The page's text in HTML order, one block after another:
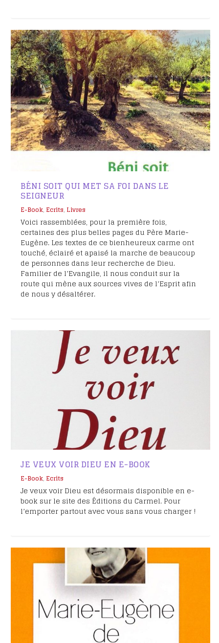
BÉNI SOIT QUI MET SA FOI DANS LE
SEIGNEUR
E-Book, Ecrits, Livres
Voici rassemblées, pour la première fois,
certaines des plus belles pages du Père Marie-
Eugène. Les textes de ce bienheureux carme ont
touché, éclairé et apaisé la marche de beaucoup
de personnes dans leur recherche de Dieu.
Familier de l’Evangile, il nous conduit sur la
route qui mène aux sources vives de l’Esprit afin
de nous y désaltérer.
JE VEUX VOIR DIEU EN E-BOOK
E-Book, Ecrits
Je veux voir Dieu est désormais disponible en e-
book sur le site des Éditions du Carmel. Pour
l’emporter partout avec vous sans vous charger !